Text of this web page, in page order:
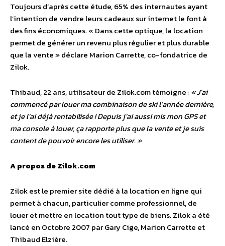
Toujours d’après cette étude, 65% des internautes ayant
l’intention de vendre leurs cadeaux sur internet le font à
des fins économiques. « Dans cette optique, la location
permet de générer un revenu plus régulier et plus durable
que la vente » déclare Marion Carrette, co-fondatrice de
Zilok.
Thibaud, 22 ans, utilisateur de Zilok.com témoigne :« J’ai
commencé par louer ma combinaison de ski l’année dernière,
et je l’ai déjà rentabilisée ! Depuis j’ai aussi mis mon GPS et
ma console à louer, ça rapporte plus que la vente et je suis
content de pouvoir encore les utiliser. »
A propos de Zilok.com
Zilok est le premier site dédié à la location en ligne qui
permet à chacun, particulier comme professionnel, de
louer et mettre en location tout type de biens. Zilok a été
lancé en Octobre 2007 par Gary Cige, Marion Carrette et
Thibaud Elzière.